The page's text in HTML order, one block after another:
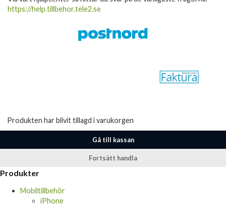
https://help.tillbehor.tele2.se
Produkten har blivit tillagd i varukorgen
Gå till kassan
Fortsätt handla
Produkter
Mobiltillbehör
iPhone